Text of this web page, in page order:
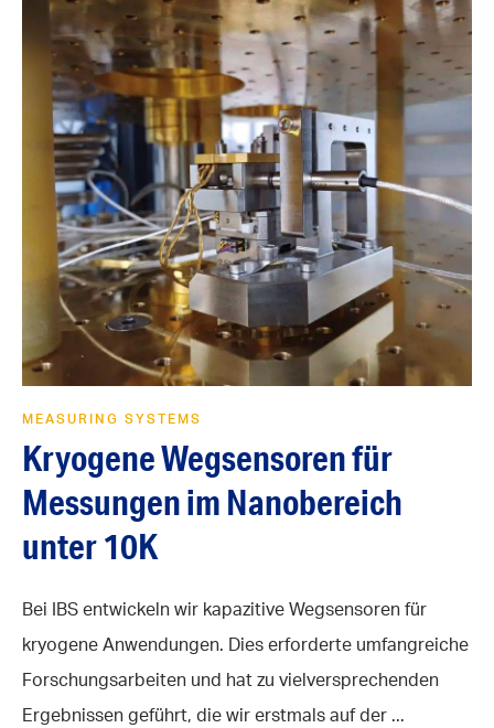
MEASURING SYSTEMS
Kryogene Wegsensoren für
Messungen im Nanobereich
unter 10K
Bei IBS entwickeln wir kapazitive Wegsensoren für
kryogene Anwendungen. Dies erforderte umfangreiche
Forschungsarbeiten und hat zu vielversprechenden
Ergebnissen geführt, die wir erstmals auf der ...